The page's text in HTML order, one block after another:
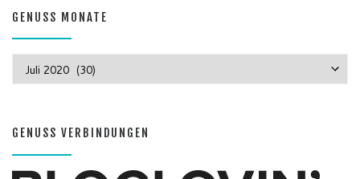
GENUSS MONATE
GENUSS VERBINDUNGEN